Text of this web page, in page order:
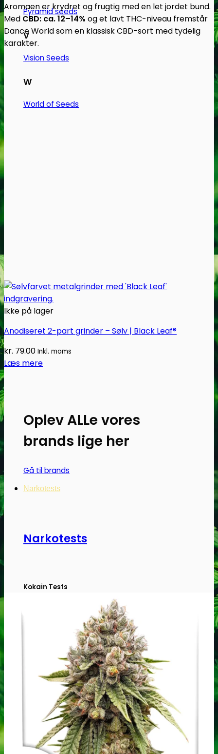
Pyramid seeds
V
Vision Seeds
W
World of Seeds
Oplev ALLe vores
brands lige her
Gå til brands
Narkotests
Narkotests
Kokain Tests
Kokain renhedhedstest
Crack renhedhedstest
Kokain blandingsmiddel test
MDMA renhedstest
Ecstasy renhedstest
Aromaen er krydret og frugtig med en let jordet bund.
Med CBD: ca. 12–14% og et lavt THC-niveau fremstår
Dance World som en klassisk CBD-sort med tydelig
karakter.
Ikke på lager
Anodiseret 2-part grinder – Sølv | Black Leaf®
kr. 79.00 Inkl. moms
Læs mere